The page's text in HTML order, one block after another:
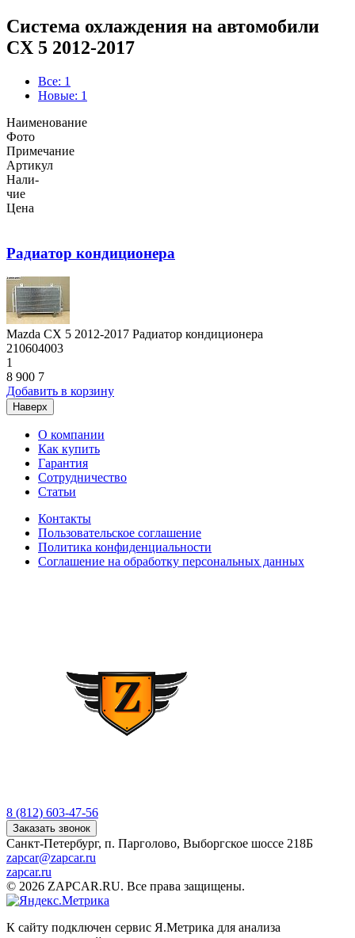
Система охлаждения на автомобили
CX 5 2012-2017
Все: 1
Новые: 1
Наименование
Фото
Примечание
Артикул
Нали-
чие
Цена
Радиатор кондиционера
Mazda CX 5 2012-2017 Радиатор кондиционера
210604003
1
8 900 7
Добавить в корзину
Наверх
О компании
Как купить
Гарантия
Сотрудничество
Статьи
Контакты
Пользовательское соглашение
Политика конфиденциальности
Соглашение на обработку персональных данных
8 (812) 603-47-56
Заказать звонок
Санкт-Петербург, п. Парголово, Выборгское шоссе 218Б
zapcar@zapcar.ru
zapcar.ru
© 2026 ZAPCAR.RU. Все права защищены.
К сайту подключен сервис Я.Метрика для анализа